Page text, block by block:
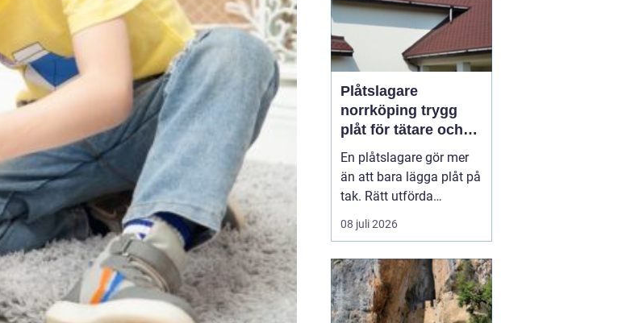
Plåtslagare
norrköping trygg
plåt för tätare och
hållbarare hus
En plåtslagare gör mer
än att bara lägga plåt på
tak. Rätt utförda
plåtarbeten skyddar
huset mot läckage, röta
energiförluster under
många år framåt. I
Norrköping, där vädret
08 juli 2026